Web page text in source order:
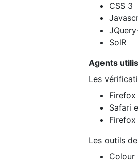
CSS 3
SolR
Agents
Les
Firefox
Safari
Les outils
Colour